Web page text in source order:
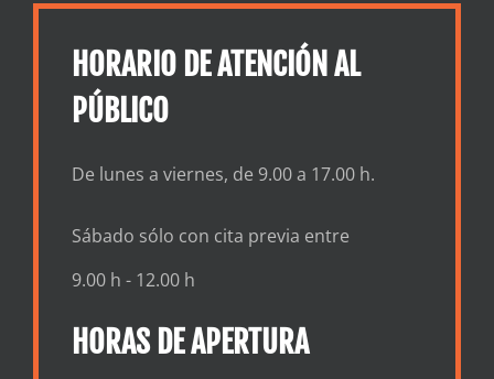
HORARIO DE ATENCIÓN AL
PÚBLICO
De lunes a viernes, de 9.00 a 17.00 h.
Sábado sólo con cita previa entre
9.00 h - 12.00 h
HORAS DE APERTURA